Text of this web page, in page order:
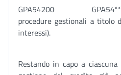
GPA54200 GPA54***
procedure gestionali a titolo
interessi).
Restando in capo a